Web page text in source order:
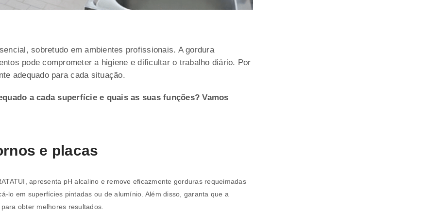
sobretudo em ambientes profissionais. A gordura
pode comprometer a higiene e dificultar o trabalho diário. Por
adequado para cada situação.
a cada superfície e quais as suas funções? Vamos
e placas
apresenta pH alcalino e remove eficazmente gorduras requeimadas
lo em superfícies pintadas ou de alumínio. Além disso, garanta que a
obter melhores resultados.